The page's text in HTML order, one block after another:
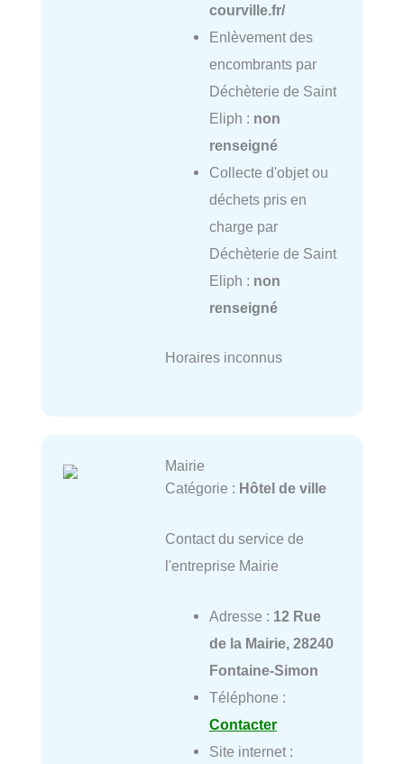
courville.fr/
Enlèvement des
encombrants par
Déchèterie de Saint
Eliph : non
renseigné
Collecte d'objet ou
déchets pris en
charge par
Déchèterie de Saint
Eliph : non
renseigné
Horaires inconnus
Mairie
Catégorie : Hôtel de ville
Contact du service de
l'entreprise Mairie
Adresse : 12 Rue
de la Mairie, 28240
Fontaine-Simon
Téléphone :
Contacter
Site internet :